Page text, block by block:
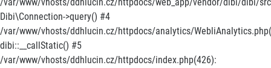
/var/www/vhosts/ddhlucin.cz/httpdocs/web_app/vendor/dibi/dibi/
Dibi\Connection->query() #4
/var/www/vhosts/ddhlucin.cz/httpdocs/analytics/
dibi::__callStatic() #5
/var/www/vhosts/ddhlucin.cz/httpdocs/index.php(426):